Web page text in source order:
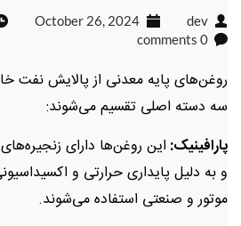
dev
October 26, 2024
0 comments
روغن‌های پایه معدنی از پالایش نفت
سه دسته اصلی تقسیم می‌شوند:
پارافینیک: این روغن‌ها دارای
و به دلیل پایداری حرارتی و
موتور و صنعتی استفاده می‌شوند.